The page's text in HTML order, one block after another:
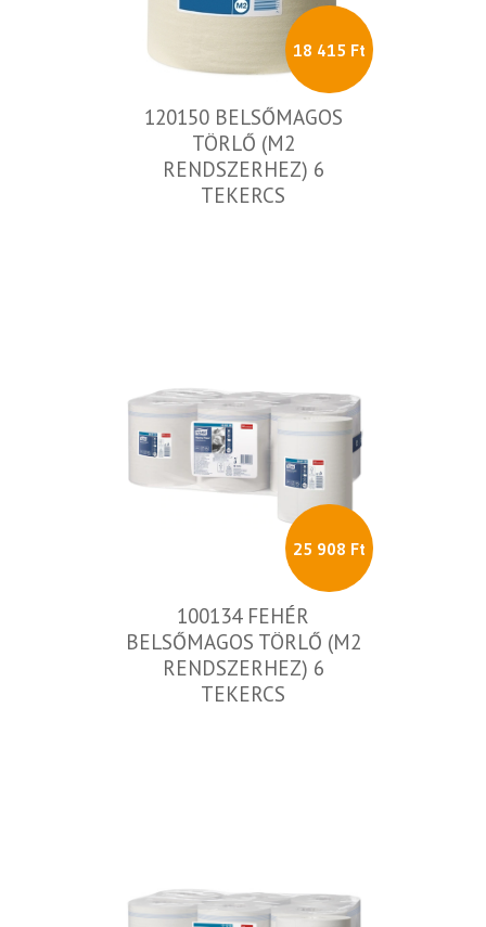
18 415 Ft
120150 BELSŐMAGOS
TÖRLŐ (M2
RENDSZERHEZ) 6
TEKERCS
25 908 Ft
100134 FEHÉR
BELSŐMAGOS TÖRLŐ (M2
RENDSZERHEZ) 6
TEKERCS